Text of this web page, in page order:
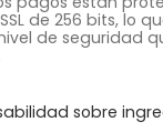
de 256 bits, lo
de seguridad
sobre